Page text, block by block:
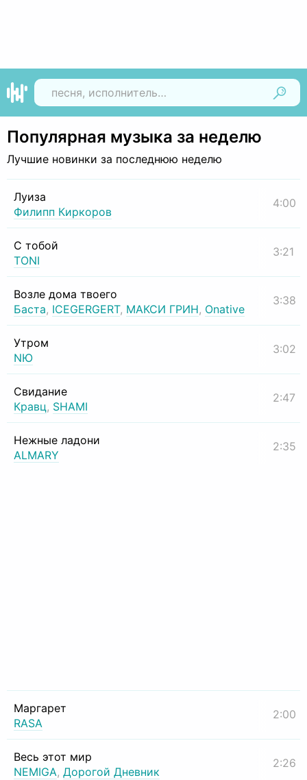
Популярная музыка за неделю
Лучшие новинки за последнюю неделю
Луиза
Филипп Киркоров
4:00
С тобой
TONI
3:21
Возле дома твоего
Баста, ICEGERGERT, МАКСИ ГРИН, Onative
3:38
Утром
NЮ
3:02
Свидание
Кравц, SHAMI
2:47
Нежные ладони
ALMARY
2:35
Маргарет
RASA
2:00
Весь этот мир
NEMIGA, Дорогой Дневник
2:26